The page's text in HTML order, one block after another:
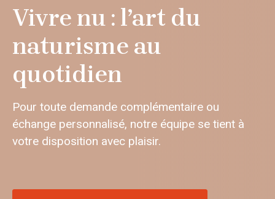
Vivre nu : l’art du
naturisme au
quotidien
Pour toute demande complémentaire ou
échange personnalisé, notre équipe se tient à
votre disposition avec plaisir.